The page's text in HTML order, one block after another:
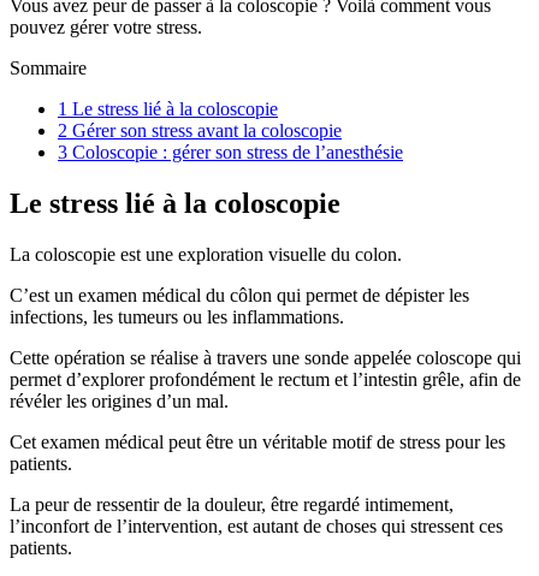
Vous avez peur de passer à la coloscopie ? Voilà comment vous
pouvez gérer votre stress.
Sommaire
1 Le stress lié à la coloscopie
2 Gérer son stress avant la coloscopie
3 Coloscopie : gérer son stress de l’anesthésie
Le stress lié à la coloscopie
La coloscopie est une exploration visuelle du colon.
C’est un examen médical du côlon qui permet de dépister les
infections, les tumeurs ou les inflammations.
Cette opération se réalise à travers une sonde appelée coloscope qui
permet d’explorer profondément le rectum et l’intestin grêle, afin de
révéler les origines d’un mal.
Cet examen médical peut être un véritable motif de stress pour les
patients.
La peur de ressentir de la douleur, être regardé intimement,
l’inconfort de l’intervention, est autant de choses qui stressent ces
patients.